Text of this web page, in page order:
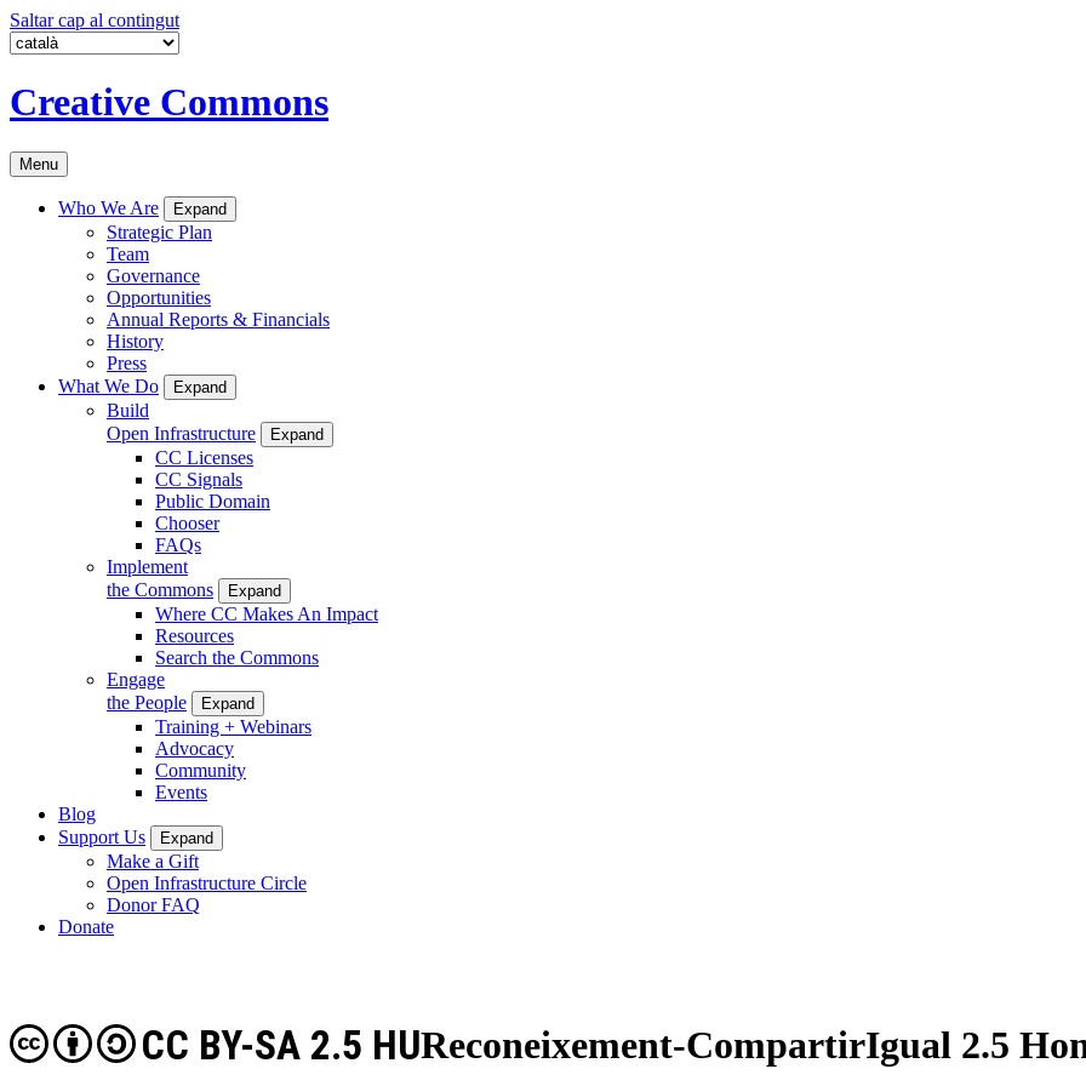
Saltar cap al contingut
Creative Commons
Menu
Who We Are Expand
Strategic Plan
Team
Governance
Opportunities
Annual Reports & Financials
History
Press
What We Do
Expand
Build
Open Infrastructure
Expand
CC Licenses
CC Signals
Public Domain
Chooser
FAQs
Implement
the Commons
Expand
Where CC Makes An Impact
Resources
Search the Commons
Engage
the People
Expand
Training + Webinars
Advocacy
Community
Events
Blog
Support Us
Expand
Make a Gift
Open Infrastructure Circle
Donor FAQ
Donate
Reconeixement-CompartirIgual 2.5
CC BY-SA 2.5 HU